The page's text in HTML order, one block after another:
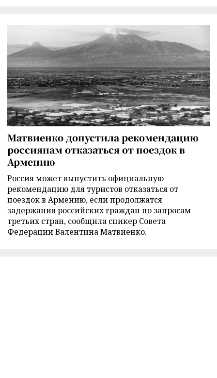
Матвиенко допустила рекомендацию
россиянам отказаться от поездок в
Армению
Россия может выпустить официальную
рекомендацию для туристов отказаться от
поездок в Армению, если продолжатся
задержания российских граждан по запросам
третьих стран, сообщила спикер Совета
Федерации Валентина Матвиенко.